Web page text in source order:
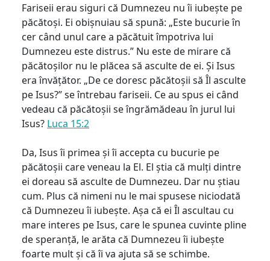
Fariseii erau siguri că Dumnezeu nu îi iubește pe
păcătoși. Ei obișnuiau să spună: „Este bucurie în
cer când unul care a păcătuit împotriva lui
Dumnezeu este distrus.” Nu este de mirare că
păcătoșilor nu le plăcea să asculte de ei. Și Isus
era învățător. „De ce doresc păcătoșii să Îl asculte
pe Isus?” se întrebau fariseii. Ce au spus ei când
vedeau că păcătoșii se îngrămădeau în jurul lui
Isus? Luca 15:2
Da, Isus îi primea și îi accepta cu bucurie pe
păcătoșii care veneau la El. El știa că mulți dintre
ei doreau să asculte de Dumnezeu. Dar nu știau
cum. Plus că nimeni nu le mai spusese niciodată
că Dumnezeu îi iubește. Așa că ei Îl ascultau cu
mare interes pe Isus, care le spunea cuvinte pline
de speranță, le arăta că Dumnezeu îi iubește
foarte mult și că îi va ajuta să se schimbe.